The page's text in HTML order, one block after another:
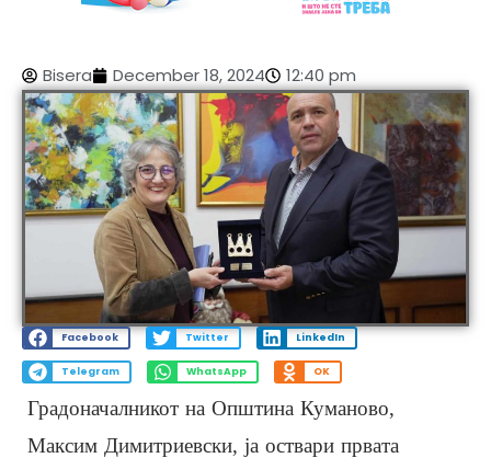
Bisera December 18, 2024 12:40 pm
Facebook Twitter LinkedIn
Telegram WhatsApp OK
Градоначалникот на Општина Куманово,
Максим Димитриевски, ја оствари првата